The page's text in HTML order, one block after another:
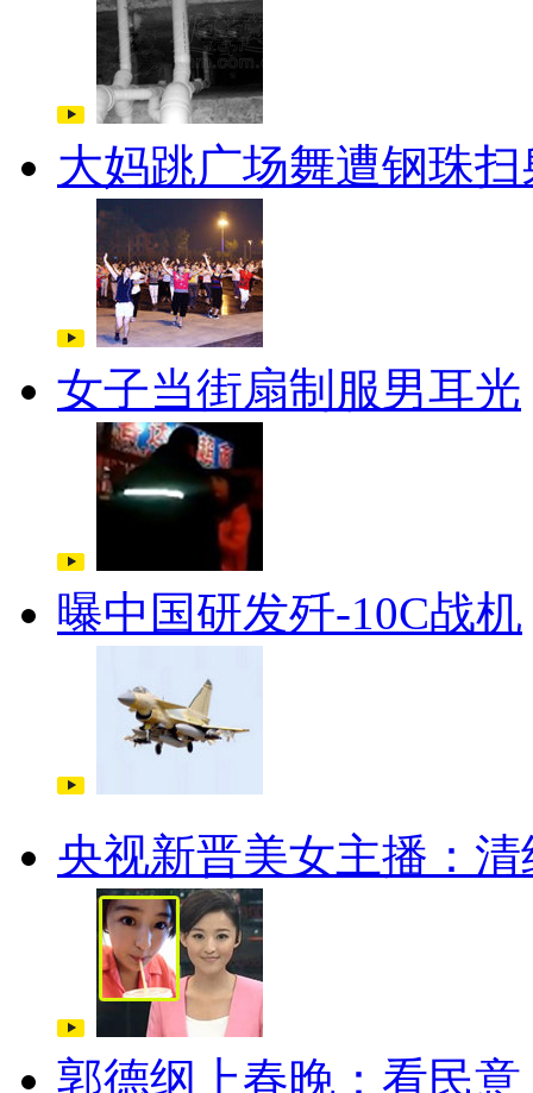
大妈跳广场舞遭钢珠扫
女子当街扇制服男耳光
曝中国研发歼-10C战机
央视新晋美女主播：清
郭德纲上春晚：看民意